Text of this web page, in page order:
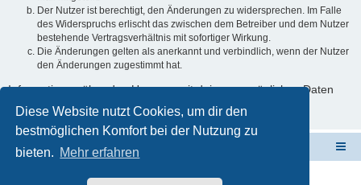
Diese Website nutzt Cookies, um dir den
bestmöglichen Komfort bei der Nutzung zu
bieten. Mehr erfahren
Der Nutzer ist berechtigt, den Änderungen zu widersprechen. Im Falle
des Widerspruchs erlischt das zwischen dem Betreiber und dem Nutzer
bestehende Vertragsverhältnis mit sofortiger Wirkung.
Die Änderungen gelten als anerkannt und verbindlich, wenn der Nutzer
den Änderungen zugestimmt hat.
Informationen über den Umgang mit deinen persönlichen Daten
sind in der Datenschutzerklärung enthalten.
ElabNET Technik Forum